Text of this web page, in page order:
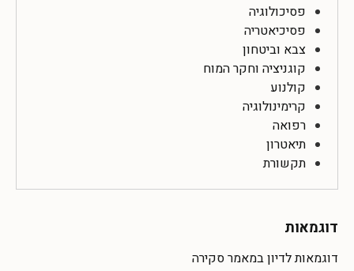
פסיכולוגיה
פסיכיאטריה
צבא וביטחון
קוגניציה וחקר המוח
קולנוע
קרימינולוגיה
רפואה
תיאטרון
תקשורת
דוגמאות
דוגמאות לדיון במאמר סקירה